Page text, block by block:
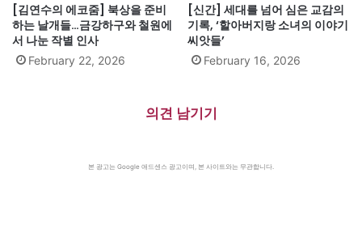
[김연수의 에코줌] 북상을 준비
하는 날개들…금강하구와 철원에
서 나눈 작별 인사
February 22, 2026
[신간] 세대를 넘어 심은 교감의
기록, ‘할아버지랑 소녀의 이야기
씨앗들’
February 16, 2026
의견 남기기
본 광고는 Google 애드센스 광고이며, 본 사이트와는 무관합니다.